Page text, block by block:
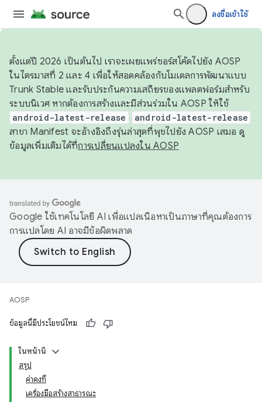
ลงชื่อเข้าใช้
ตั้งแต่ปี 2026 เป็นต้นไป เราจะเผยแพร่ซอร์สโค้ดไปยัง AOSP
ในไตรมาสที่ 2 และ 4 เพื่อให้สอดคล้องกับโมเดลการพัฒนาแบบ
Trunk Stable และรับประกันความเสถียรของแพลตฟอร์มสำหรับ
ระบบนิเวศ หากต้องการสร้างและมีส่วนร่วมใน AOSP ให้ใช้
android-latest-release android-latest-release
สาขา Manifest จะอ้างอิงถึงรุ่นล่าสุดที่พุชไปยัง AOSP เสมอ ดู
ข้อมูลเพิ่มเติมได้ที่การเปลี่ยนแปลงใน AOSP
Google ใช้เทคโนโลยี AI เพื่อแปลเนื้อหาเป็นภาษาที่คุณต้องการ
การแปลโดย AI อาจมีข้อผิดพลาด
AOSP
ข้อมูลนี้มีประโยชน์ไหม
ในหน้านี้
สรุป
ค่าคงที่
เครื่องมือสร้างสาธารณะ